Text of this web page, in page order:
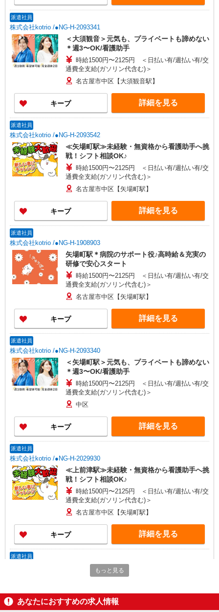
派遣社員
株式会社kotrio /●NG-H-2093341
＜大須観音＞元気も、プライベートも諦めない
＊週3〜OK/看護助手
時給1500円〜2125円 ＜日払い有/週払い有/交
通費全支給(ガソリン代含む)＞
名古屋市中区【大須観音駅】
キープ 詳細を見る
派遣社員
株式会社kotrio /●NG-H-2093542
≪矢場町駅≫未経験・無資格から看護助手へ挑
戦！シフト相談OK♪
時給1500円〜2125円 ＜日払い有/週払い有/交
通費全支給(ガソリン代含む)＞
名古屋市中区【矢場町駅】
キープ 詳細を見る
派遣社員
株式会社kotrio /●NG-H-1908903
矢場町駅＊病院のサポート役♪高時給＆充実の
研修で安心スタート
時給1500円〜2125円 ＜日払い有/週払い有/交
通費全支給(ガソリン代含む)＞
名古屋市中区【矢場町駅】
キープ 詳細を見る
派遣社員
株式会社kotrio /●NG-H-2093340
＜矢場町駅＞元気も、プライベートも諦めない
＊週3〜OK/看護助手
時給1500円〜2125円 ＜日払い有/週払い有/交
通費全支給(ガソリン代含む)＞
中区
キープ 詳細を見る
派遣社員
株式会社kotrio /●NG-H-2029930
≪上前津駅≫未経験・無資格から看護助手へ挑
戦！シフト相談OK♪
時給1500円〜2125円 ＜日払い有/週払い有/交
通費全支給(ガソリン代含む)＞
名古屋市中区【矢場町駅】
キープ 詳細を見る
派遣社員
株式会社kotrio /●NG-H-2029975
矢場町駅｜看護師さんのサポートスタッフ募集
時給1500円〜2125円 ＜日払い有/週払い有/交
通費全支給(ガソリン代含む)＞
もっと見る
あなたにおすすめの求人情報